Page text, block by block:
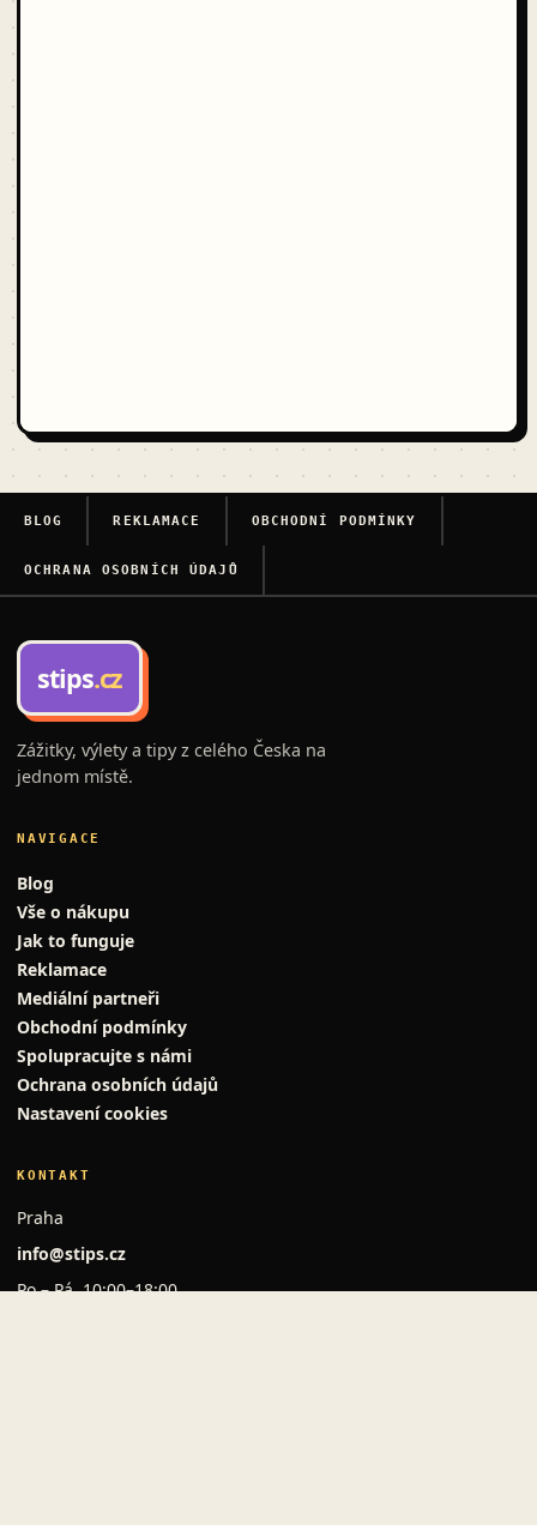
BLOG REKLAMACE OBCHODNÍ PODMÍNKY
OCHRANA OSOBNÍCH ÚDAJŮ
stips.cz
Zážitky, výlety a tipy z celého Česka na
jednom místě.
NAVIGACE
Blog
Vše o nákupu
Jak to funguje
Reklamace
Mediální partneři
Obchodní podmínky
Spolupracujte s námi
Ochrana osobních údajů
Nastavení cookies
KONTAKT
Praha
info@stips.cz
Po – Pá, 10:00–18:00